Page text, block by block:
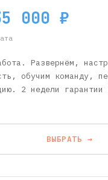
000 ₽
Развернём,
обучим команду,
2 недели гарантии
ВЫБРАТЬ →